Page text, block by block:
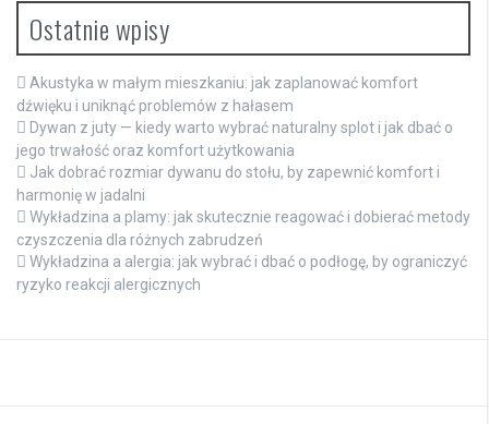
Ostatnie wpisy
Akustyka w małym mieszkaniu: jak zaplanować komfort
dźwięku i uniknąć problemów z hałasem
Dywan z juty — kiedy warto wybrać naturalny splot i jak dbać o
jego trwałość oraz komfort użytkowania
Jak dobrać rozmiar dywanu do stołu, by zapewnić komfort i
harmonię w jadalni
Wykładzina a plamy: jak skutecznie reagować i dobierać metody
czyszczenia dla różnych zabrudzeń
Wykładzina a alergia: jak wybrać i dbać o podłogę, by ograniczyć
ryzyko reakcji alergicznych